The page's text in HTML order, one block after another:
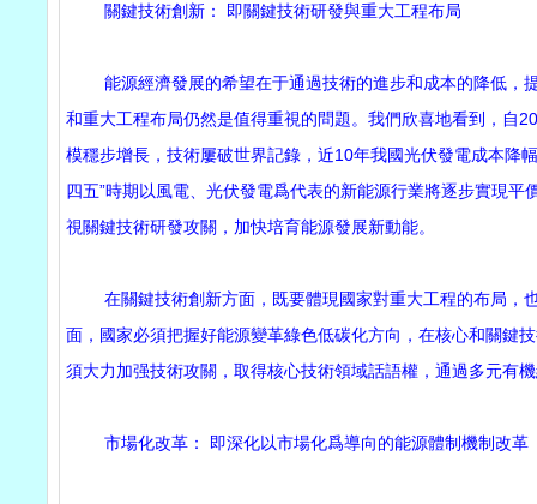
關鍵技術創新： 即關鍵技術研發與重大工程布局
能源經濟發展的希望在于通過技術的進步和成本的降低，
和重大工程布局仍然是值得重視的問題。我們欣喜地看到，自
模穩步增長，技術屢破世界記錄，近10年我國光伏發電成本降
四五”時期以風電、光伏發電爲代表的新能源行業將逐步實現
視關鍵技術研發攻關，加快培育能源發展新動能。
在關鍵技術創新方面，既要體現國家對重大工程的布局，
面，國家必須把握好能源變革綠色低碳化方向，在核心和關鍵
須大力加强技術攻關，取得核心技術領域話語權，通過多元有
市場化改革： 即深化以市場化爲導向的能源體制機制改革